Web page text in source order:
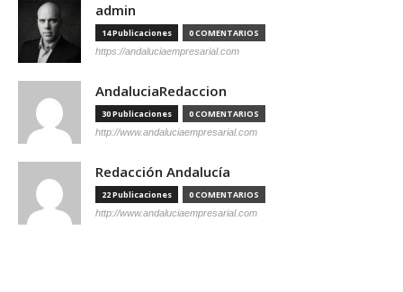
admin
14 Publicaciones 0 COMENTARIOS
https://andaluciaempresarial.com
AndaluciaRedaccion
30 Publicaciones 0 COMENTARIOS
http://www.andaluciaempresarial.com
Redacción Andalucía
22 Publicaciones 0 COMENTARIOS
http://www.andaluciaempresarial.com